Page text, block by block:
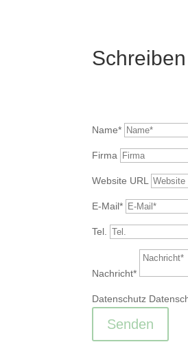
Name*
Firma
Website URL
E-Mail*
Tel.
Nachricht*
Datenschutz
Senden